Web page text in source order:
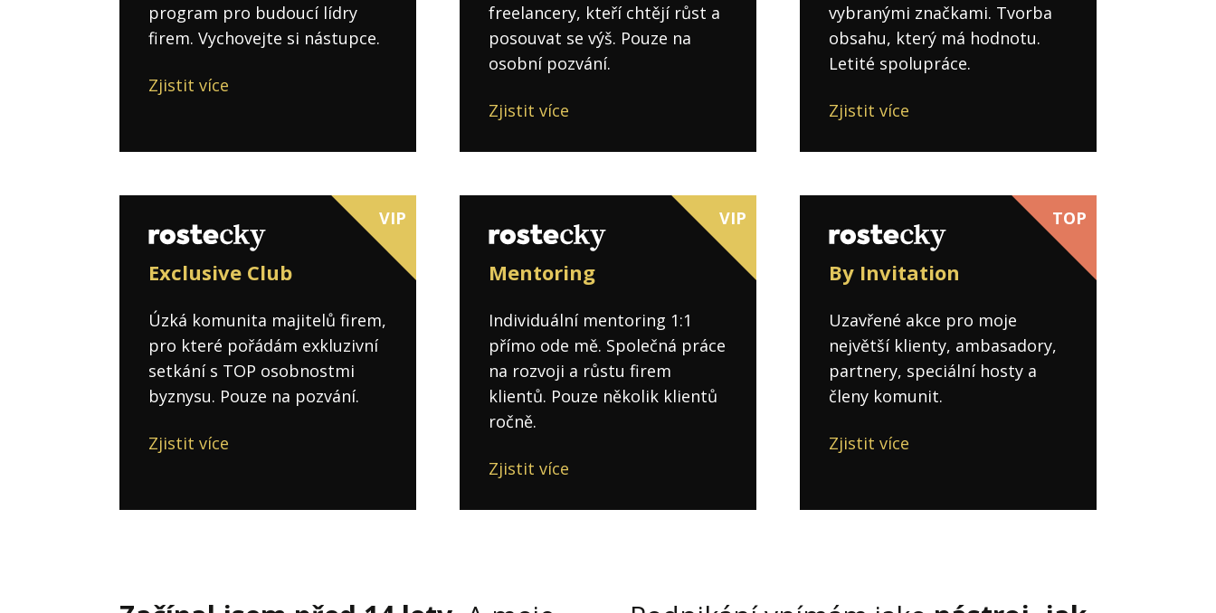
program pro budoucí lídry
firem. Vychovejte si nástupce.
Zjistit více
freelancery, kteří chtějí růst a
posouvat se výš. Pouze na
osobní pozvání.
Zjistit více
vybranými značkami. Tvorba
obsahu, který má hodnotu.
Letité spolupráce.
Zjistit více
Exclusive Club
Úzká komunita majitelů firem,
pro které pořádám exkluzivní
setkání s TOP osobnostmi
byznysu. Pouze na pozvání.
Zjistit více
VIP
Mentoring
Individuální mentoring 1:1
přímo ode mě. Společná práce
na rozvoji a růstu firem
klientů. Pouze několik klientů
ročně.
Zjistit více
VIP
By Invitation
Uzavřené akce pro moje
největší klienty, ambasadory,
partnery, speciální hosty a
členy komunit.
Zjistit více
TOP